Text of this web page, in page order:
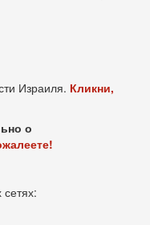
Израиля. Кликни,
о